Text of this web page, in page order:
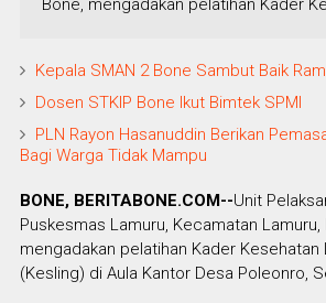
Bone, mengadakan pelatihan Kader
Kepala SMAN 2 Bone Sambut Baik
Dosen STKIP Bone Ikut Bimtek SPMI
PLN Rayon Hasanuddin Berikan
Bagi Warga Tidak Mampu
BONE, BERITABONE.COM--Unit
Puskesmas Lamuru, Kecamatan
mengadakan pelatihan Kader Kesehatan
(Kesling) di Aula Kantor Desa Poleonro,